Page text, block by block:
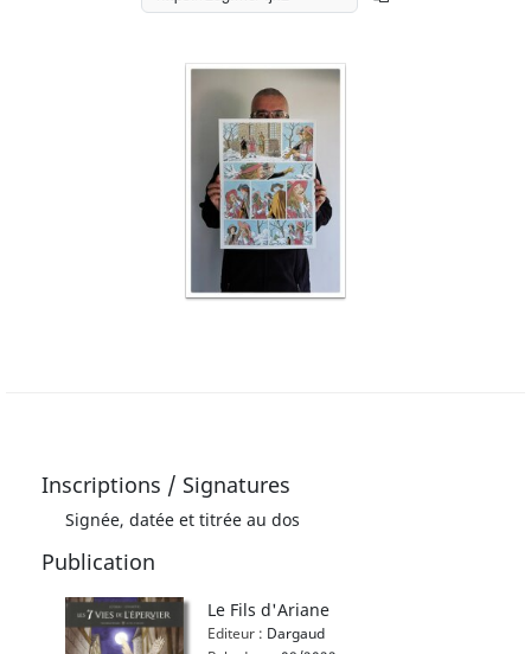
Inscriptions / Signatures
Signée, datée et titrée au dos
Publication
Le Fils d'Ariane
Editeur : Dargaud